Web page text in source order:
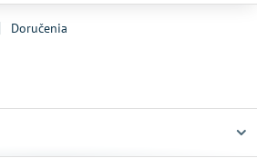
Doručenia